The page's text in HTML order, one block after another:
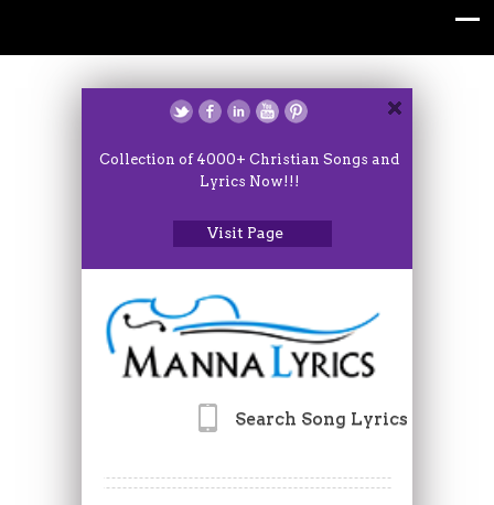
Collection of 4000+ Christian Songs and
Lyrics Now!!!
Visit Page
Search Song Lyrics